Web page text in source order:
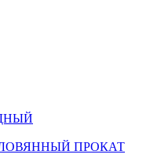
ПРОКАТ